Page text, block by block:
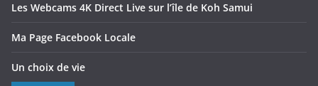
Les Webcams 4K Direct Live sur l’île de Koh Samui
Ma Page Facebook Locale
Un choix de vie